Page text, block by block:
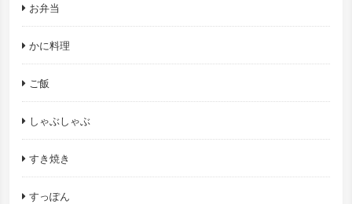
お弁当
かに料理
ご飯
しゃぶしゃぶ
すき焼き
すっぽん